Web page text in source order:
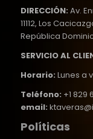
DIRECCIÓN: Av.
11112, Los
República
SERVICIO AL
Horario: Lunes a
Teléfono: +1 829
email:
Políticas